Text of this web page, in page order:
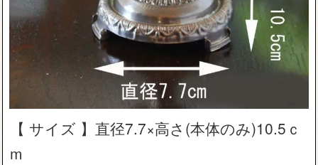
【 サイズ 】直径7.7×高さ(本体のみ)10.5ｃ
m